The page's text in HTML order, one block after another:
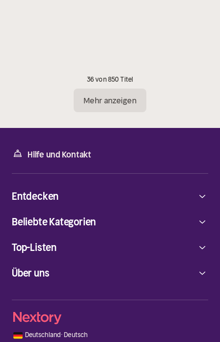
36 von 850 Titel
Mehr anzeigen
Hilfe und Kontakt
Über uns
Entdecken
Beliebte Kategorien
Top-Listen
🇩🇪 Deutschland·Deutsch